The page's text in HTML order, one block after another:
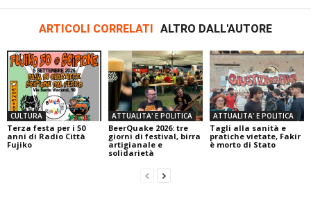
ARTICOLI CORRELATI ALTRO DALL'AUTORE
CULTURA
Terza festa per i 50
anni di Radio Città
Fujiko
ATTUALITA' E POLITICA
BeerQuake 2026: tre
giorni di festival, birra
artigianale e
solidarietà
ATTUALITA' E POLITICA
Tagli alla sanità e
pratiche vietate, Fakir
è morto di Stato